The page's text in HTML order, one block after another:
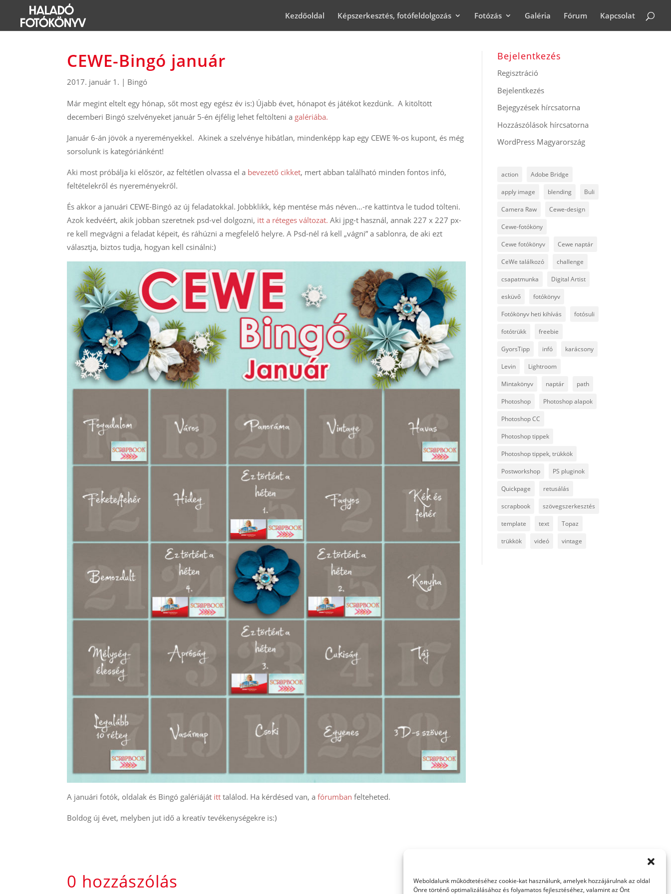
Weboldalunk működtetéséhez cookie-kat használunk, amelyek hozzájárulnak az oldal
Önre történő optimalizálásához és folyamatos fejlesztéséhez, valamint az Önt
Kezdőoldal Képszerkesztés, fotófeldolgozás Fotózás Galéria Fórum Kapcsolat
CEWE-Bingó január
2017. január 1. | Bingó
Már megint eltelt egy hónap, sőt most egy egész év is:) Újabb évet, hónapot és játékot kezdünk. A kitöltött
decemberi Bingó szelvényeket január 5-én éjfélig lehet feltölteni a galériába.
Január 6-án jövök a nyereményekkel. Akinek a szelvénye hibátlan, mindenképp kap egy CEWE %-os kupont, és még
sorsolunk is kategóriánként!
Aki most próbálja ki először, az feltétlen olvassa el a bevezető cikket, mert abban található minden fontos infó,
feltételekről és nyereményekről.
És akkor a januári CEWE-Bingó az új feladatokkal. Jobbklikk, kép mentése más néven…-re kattintva le tudod tölteni.
Azok kedvéért, akik jobban szeretnek psd-vel dolgozni, itt a réteges változat. Aki jpg-t használ, annak 227 x 227 px-
re kell megvágni a feladat képeit, és ráhúzni a megfelelő helyre. A Psd-nél rá kell „vágni” a sablonra, de aki ezt
választja, biztos tudja, hogyan kell csinálni:)
A januári fotók, oldalak és Bingó galériáját itt találod. Ha kérdésed van, afórumbanfelteheted.
Boldog új évet, melyben jut idő a kreatív tevékenységekre is:)
Bejelentkezés
Regisztráció
Bejelentkezés
Bejegyzések hírcsatorna
Hozzászólások hírcsatorna
WordPress Magyarország
action Adobe Bridge
apply image blending Buli
Camera Raw Cewe-design
Cewe-fotóköny
Cewe fotókönyv Cewe naptár
CeWe találkozó challenge
csapatmunka Digital Artist
esküvő fotókönyv
Fotókönyv heti kihívás fotósuli
fotótrükk freebie
GyorsTipp infó karácsony
Levin Lightroom
Mintakönyv naptár path
Photoshop Photoshop alapok
Photoshop CC
Photoshop tippek
Photoshop tippek, trükkök
Postworkshop PS pluginok
Quickpage retusálás
scrapbook szövegszerkesztés
template text Topaz
trükkök videó vintage
0 hozzászólás